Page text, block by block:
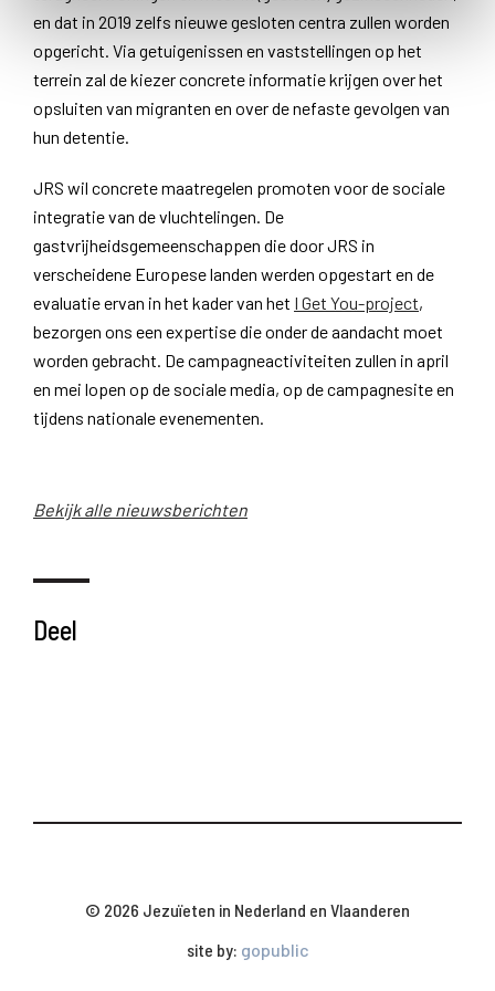
en dat in 2019 zelfs nieuwe gesloten centra zullen worden
opgericht. Via getuigenissen en vaststellingen op het
terrein zal de kiezer concrete informatie krijgen over het
opsluiten van migranten en over de nefaste gevolgen van
hun detentie.
JRS wil concrete maatregelen promoten voor de sociale
integratie van de vluchtelingen. De
gastvrijheidsgemeenschappen die door JRS in
verscheidene Europese landen werden opgestart en de
evaluatie ervan in het kader van het I Get You-project,
bezorgen ons een expertise die onder de aandacht moet
worden gebracht. De campagneactiviteiten zullen in april
en mei lopen op de sociale media, op de campagnesite en
tijdens nationale evenementen.
Bekijk alle nieuwsberichten
Deel
© 2026 Jezuïeten in Nederland en Vlaanderen
site by: gopublic